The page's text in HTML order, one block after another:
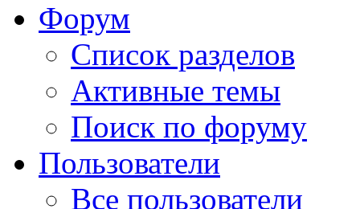
Форум
Список разделов
Активные темы
Поиск по форуму
Пользователи
Все пользователи